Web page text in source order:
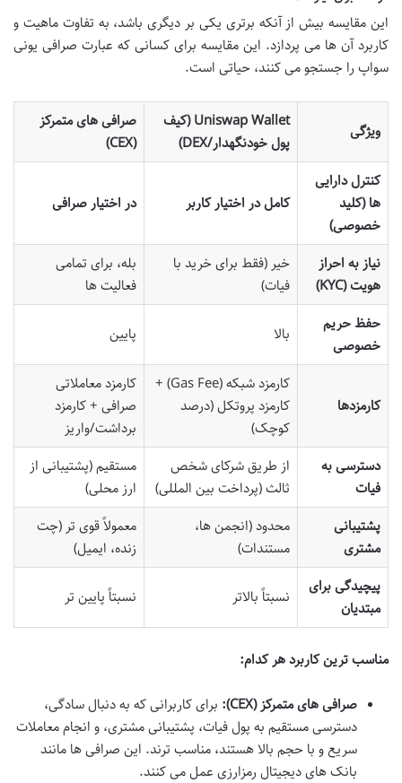
این مقایسه بیش از آنکه برتری یکی بر دیگری باشد، به تفاوت ماهیت و
کاربرد آن ها می پردازد. این مقایسه برای کسانی که عبارت صرافی یونی
سواپ را جستجو می کنند، حیاتی است.
ویژگی
Uniswap Wallet (کیف
پول خودنگهدار/DEX)
صرافی های متمرکز
(CEX)
کنترل دارایی
ها (کلید
خصوصی)
کامل در اختیار کاربر در اختیار صرافی
نیاز به احراز
هویت (KYC)
خیر (فقط برای خرید با
فیات)
بله، برای تمامی
فعالیت ها
حفظ حریم
خصوصی
بالا پایین
کارمزدها
کارمزد شبکه (Gas Fee) +
کارمزد پروتکل (درصد
کوچک)
کارمزد معاملاتی
صرافی + کارمزد
برداشت/واریز
دسترسی به
فیات
از طریق شرکای شخص
ثالث (پرداخت بین المللی)
مستقیم (پشتیبانی از
ارز محلی)
پشتیبانی
مشتری
محدود (انجمن ها،
مستندات)
معمولاً قوی تر (چت
زنده، ایمیل)
پیچیدگی برای
مبتدیان
نسبتاً بالاتر نسبتاً پایین تر
مناسب ترین کاربرد هر کدام:
صرافی های متمرکز (CEX):
برای کاربرانی که به دنبال سادگی،
دسترسی مستقیم به پول فیات، پشتیبانی مشتری، و انجام معاملات
سریع و با حجم بالا هستند، مناسب ترند. این صرافی ها مانند
بانک های دیجیتال رمزارزی عمل می کنند.